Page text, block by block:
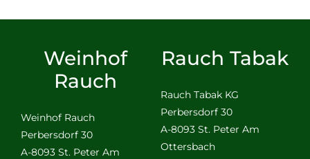
Weinhof
Rauch
Weinhof Rauch
Perbersdorf 30
A-8093 St. Peter Am
Rauch Tabak
Rauch Tabak KG
Perbersdorf 30
A-8093 St. Peter Am
Ottersbach